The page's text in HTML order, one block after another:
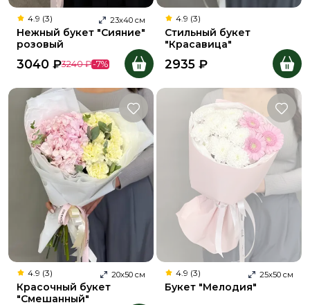
4.9 (3) 23х40 см
Нежный букет "Сияние"
розовый
3040 ₽3240 ₽-7%
4.9 (3)
Стильный букет
"Красавица"
2935 ₽
4.9 (3) 20х50 см
Красочный букет
"Смешанный"
4.9 (3) 25х50 см
Букет "Мелодия"